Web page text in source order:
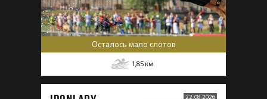
Осталось мало слотов
1,85 км
22.08.2026